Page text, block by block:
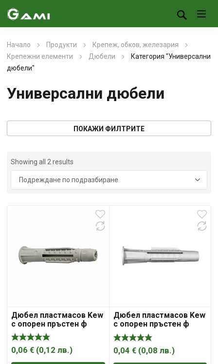
Начало Продукти
Крепеж, обков, железария
Крепежни елементи
Дюбели
Категория "Универсални
дюбели"
Универсални дюбели
ПОКАЖИ ФИЛТРИТЕ
Showing all 2 results
Дюбел пластмасов Kew
с опорен пръстен ф
10×62 мм, UKD
0,06 € (0,12 лв.)
Дюбел пластмасов Kew
с опорен пръстен ф
8×52 мм, UKD
0,04 € (0,08 лв.)